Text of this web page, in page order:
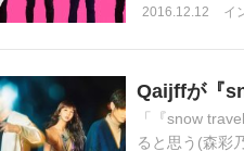
2016.12.12 イ
Qaijffが『
「『snow
ると思う(森彩